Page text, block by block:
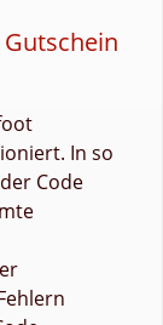
In so
Code